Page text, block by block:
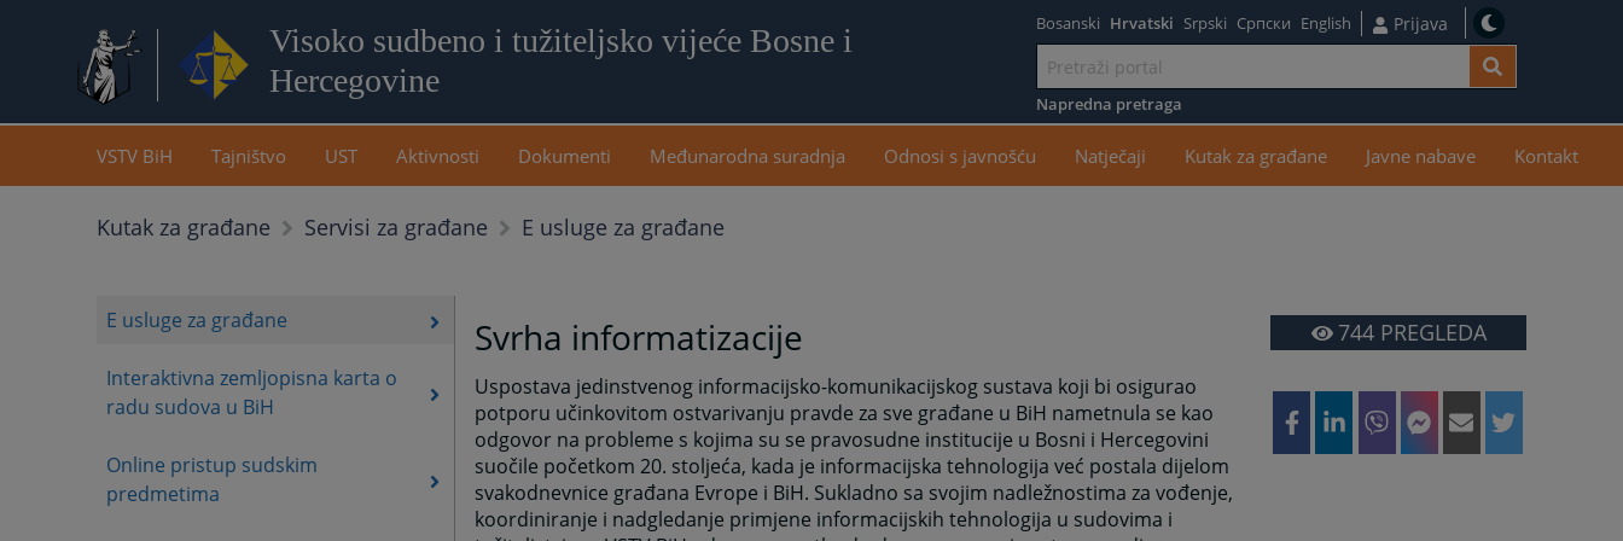
Visoko sudbeno i tužiteljsko vijeće Bosne i
Hercegovine
na
sadržaj
Bosanski Hrvatski Srpski Српски English Prijava
Napredna pretraga
VSTV BiH Tajništvo UST Aktivnosti Dokumenti Međunarodna suradnja Odnosi s javnošću Natječaji Kutak za građane Javne nabave Kontakt
Kutak za građane Servisi za građane E usluge za građane
E usluge za građane
Interaktivna zemljopisna karta o
radu sudova u BiH
Online pristup sudskim
predmetima
Svrha informatizacije
Uspostava jedinstvenog informacijsko-komunikacijskog sustava koji bi osigurao
potporu učinkovitom ostvarivanju pravde za sve građane u BiH nametnula se kao
odgovor na probleme s kojima su se pravosudne institucije u Bosni i Hercegovini
suočile početkom 20. stoljeća, kada je informacijska tehnologija već postala dijelom
svakodnevnice građana Evrope i BiH. Sukladno sa svojim nadležnostima za vođenje,
koordiniranje i nadgledanje primjene informacijskih tehnologija u sudovima i
744PREGLEDA